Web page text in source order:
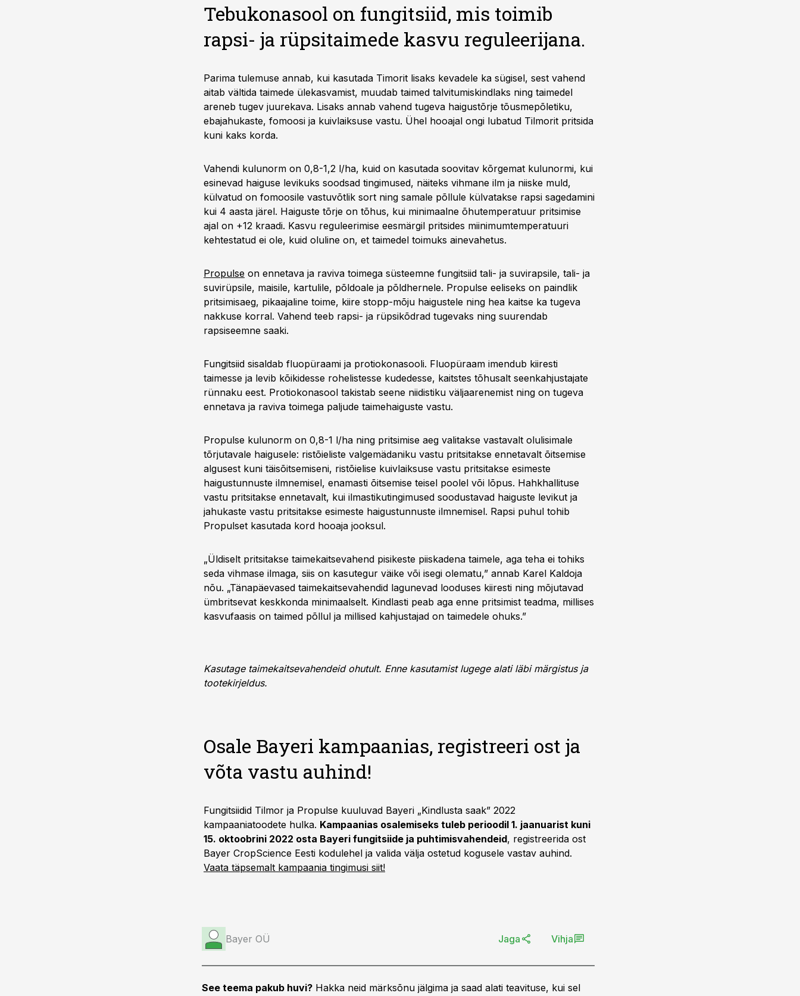
Tebukonasool on fungitsiid, mis toimib
rapsi- ja rüpsitaimede kasvu reguleerijana.
Parima tulemuse annab, kui kasutada Timorit lisaks kevadele ka sügisel, sest vahend
aitab vältida taimede ülekasvamist, muudab taimed talvitumiskindlaks ning taimedel
areneb tugev juurekava. Lisaks annab vahend tugeva haigustõrje tõusmepõletiku,
ebajahukaste, fomoosi ja kuivlaiksuse vastu. Ühel hooajal ongi lubatud Tilmorit pritsida
kuni kaks korda.
Vahendi kulunorm on 0,8-1,2 l/ha, kuid on kasutada soovitav kõrgemat kulunormi, kui
esinevad haiguse levikuks soodsad tingimused, näiteks vihmane ilm ja niiske muld,
külvatud on fomoosile vastuvõtlik sort ning samale põllule külvatakse rapsi sagedamini
kui 4 aasta järel. Haiguste tõrje on tõhus, kui minimaalne õhutemperatuur pritsimise
ajal on +12 kraadi. Kasvu reguleerimise eesmärgil pritsides miinimumtemperatuuri
kehtestatud ei ole, kuid oluline on, et taimedel toimuks ainevahetus.
Propulse on ennetava ja raviva toimega süsteemne fungitsiid tali- ja suvirapsile, tali- ja
suvirüpsile, maisile, kartulile, põldoale ja põldhernele. Propulse eeliseks on paindlik
pritsimisaeg, pikaajaline toime, kiire stopp-mõju haigustele ning hea kaitse ka tugeva
nakkuse korral. Vahend teeb rapsi- ja rüpsikõdrad tugevaks ning suurendab
rapsiseemne saaki.
Fungitsiid sisaldab fluopüraami ja protiokonasooli. Fluopüraam imendub kiiresti
taimesse ja levib kõikidesse rohelistesse kudedesse, kaitstes tõhusalt seenkahjustajate
rünnaku eest. Protiokonasool takistab seene niidistiku väljaarenemist ning on tugeva
ennetava ja raviva toimega paljude taimehaiguste vastu.
Propulse kulunorm on 0,8-1 l/ha ning pritsimise aeg valitakse vastavalt olulisimale
tõrjutavale haigusele: ristõieliste valgemädaniku vastu pritsitakse ennetavalt õitsemise
algusest kuni täisõitsemiseni, ristõielise kuivlaiksuse vastu pritsitakse esimeste
haigustunnuste ilmnemisel, enamasti õitsemise teisel poolel või lõpus. Hahkhallituse
vastu pritsitakse ennetavalt, kui ilmastikutingimused soodustavad haiguste levikut ja
jahukaste vastu pritsitakse esimeste haigustunnuste ilmnemisel. Rapsi puhul tohib
Propulset kasutada kord hooaja jooksul.
„Üldiselt pritsitakse taimekaitsevahend pisikeste piiskadena taimele, aga teha ei tohiks
seda vihmase ilmaga, siis on kasutegur väike või isegi olematu,” annab Karel Kaldoja
nõu. „Tänapäevased taimekaitsevahendid lagunevad looduses kiiresti ning mõjutavad
ümbritsevat keskkonda minimaalselt. Kindlasti peab aga enne pritsimist teadma, millises
kasvufaasis on taimed põllul ja millised kahjustajad on taimedele ohuks.”
Kasutage taimekaitsevahendeid ohutult. Enne kasutamist lugege alati läbi märgistus ja
tootekirjeldus.
Osale Bayeri kampaanias, registreeri ost ja
võta vastu auhind!
Fungitsiidid Tilmor ja Propulse kuuluvad Bayeri „Kindlusta saak” 2022
kampaaniatoodete hulka. Kampaanias osalemiseks tuleb perioodil 1. jaanuarist kuni
15. oktoobrini 2022 osta Bayeri fungitsiide ja puhtimisvahendeid, registreerida ost
Bayer CropScience Eesti kodulehel ja valida välja ostetud kogusele vastav auhind.
Vaata täpsemalt kampaania tingimusi siit!
Bayer OÜ Jaga Vihja
See teema pakub huvi? Hakka neid märksõnu jälgima ja saad alati teavituse, kui sel